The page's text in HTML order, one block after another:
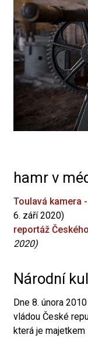
hamr v
Toulavá kamera
6. září 2020)
reportáž
2020)
Národní
Dne 8. února
vládou České
která je